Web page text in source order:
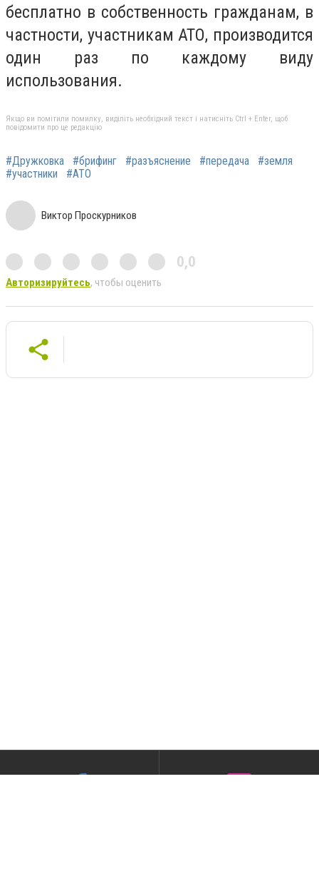
бесплатно в собственность гражданам, в
частности, участникам АТО, производится
один раз по каждому виду
использования.
Якщо ви помітили помилку, виділіть необхідний текст і натисніть Ctrl + Enter, щоб
повідомити про це редакцію
#Дружковка #брифинг #разъяснение #передача
#земля
#участники
#АТО
Виктор Проскурников
0,0
Авторизируйтесь, чтобы оценить